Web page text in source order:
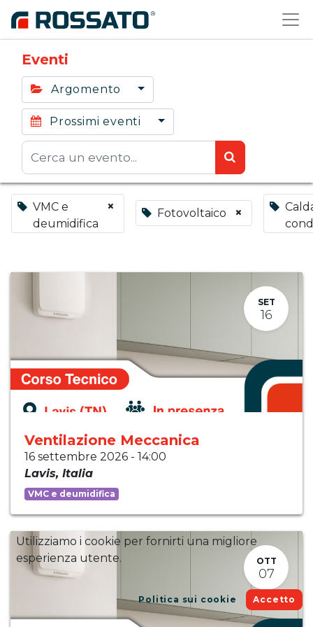
Eventi
Argomento
Prossimi eventi
VMC e
deumidifica
× Fotovoltaico ×
SET
16
Ventilazione Meccanica
16 settembre 2026 - 14:00
Lavis, Italia
VMC e deumidifica
OTT
07
Utilizziamo i cookie per fornirti una migliore
esperienza utente.
Politica sui cookie Accetto